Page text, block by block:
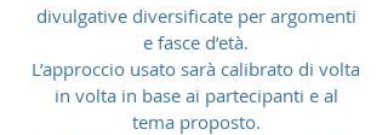
divulgative diversificate per argomenti
e fasce d’età.
L’approccio usato sarà calibrato di volta
in volta in base ai partecipanti e al
tema proposto.